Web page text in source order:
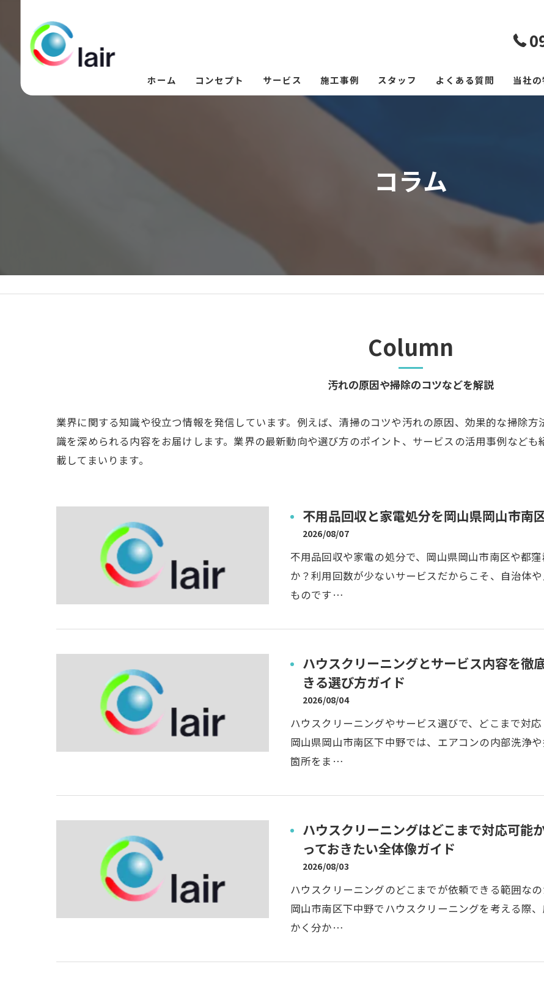
ホーム コンセプト サービス 施工事例 スタッフ よくある質問 当社
コラム
Column
汚れの原因や掃除のコツなどを解説
業界に関する知識や役立つ情報を発信しています。例えば、清掃のコツや汚れの原因、効果的な掃除
識を深められる内容をお届けします。業界の最新動向や選び方のポイント、サービスの活用事例など
載してまいります。
不用品回収と家電処分を岡山県岡山市南
2026/08/07
不用品回収や家電の処分で、岡山県岡山市南区や都
か？利用回数が少ないサービスだからこそ、自治体
ものです…
ハウスクリーニングとサービス内容を徹
きる選び方ガイド
2026/08/04
ハウスクリーニングやサービス選びで、どこまで対
岡山県岡山市南区下中野では、エアコンの内部洗浄
箇所をま…
ハウスクリーニングはどこまで対応可能
っておきたい全体像ガイド
2026/08/03
ハウスクリーニングのどこまでが依頼できる範囲な
岡山市南区下中野でハウスクリーニングを考える際
かく分か…